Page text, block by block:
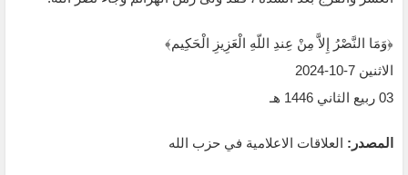
‏﴿وَمَا النَّصْرُ إِلاَّ مِنْ عِندِ اللّهِ الْعَزِيزِ الْحَكِيم﴾‏
الاثنين 7-10-2024‏
المصدر: العلاقات الاعلامية في حزب الله